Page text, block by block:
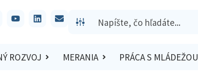
ROZVOJ MERANIA PRÁCA S MLÁDEŽOU